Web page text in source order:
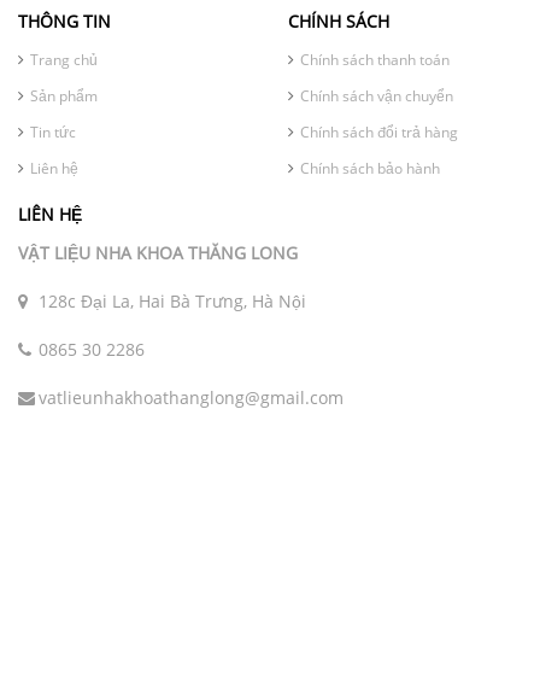
THÔNG TIN
Trang chủ
Sản phẩm
Tin tức
Liên hệ
CHÍNH SÁCH
Chính sách thanh toán
Chính sách vận chuyển
Chính sách đổi trả hàng
Chính sách bảo hành
LIÊN HỆ
VẬT LIỆU NHA KHOA THĂNG LONG
128c Đại La, Hai Bà Trưng, Hà Nội
0865 30 2286
vatlieunhakhoathanglong@gmail.com